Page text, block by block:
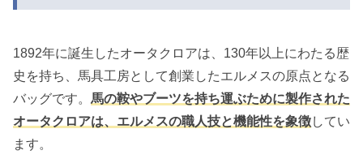
1892年に誕生したオータクロアは、130年以上にわたる歴
史を持ち、馬具工房として創業したエルメスの原点となる
バッグです。 馬の鞍やブーツを持ち運ぶために製作された
オータクロアは、エルメスの職人技と機能性を象徴してい
ます。